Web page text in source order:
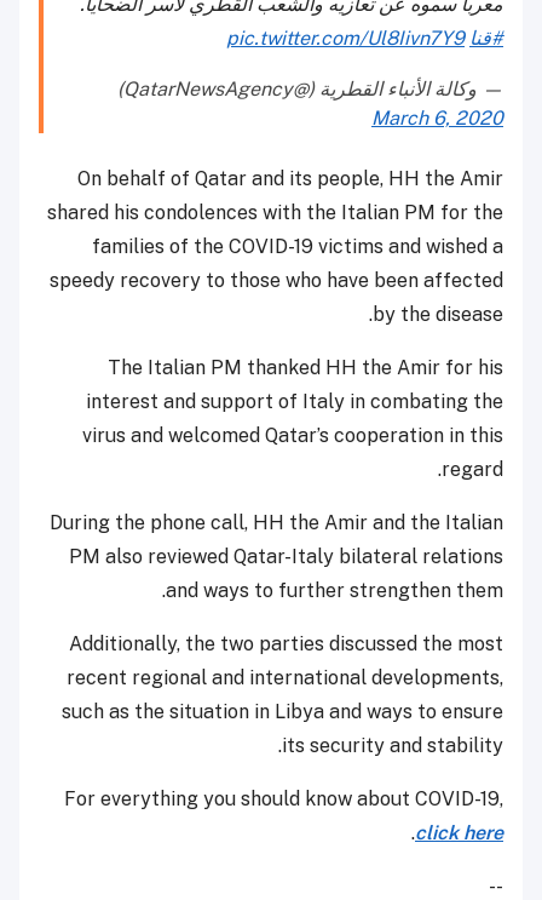
معربا سموه عن تعازيه والشعب القطري لأسر الضحايا.
#قنا pic.twitter.com/Ul8Iivn7Y9
— وكالة الأنباء القطرية (@QatarNewsAgency)
March 6, 2020
On behalf of Qatar and its people, HH the Amir
shared his condolences with the Italian PM for the
families of the COVID-19 victims and wished a
speedy recovery to those who have been affected
by the disease.
The Italian PM thanked HH the Amir for his
interest and support of Italy in combating the
virus and welcomed Qatar’s cooperation in this
regard.
During the phone call, HH the Amir and the Italian
PM also reviewed Qatar-Italy bilateral relations
and ways to further strengthen them.
Additionally, the two parties discussed the most
recent regional and international developments,
such as the situation in Libya and ways to ensure
its security and stability.
For everything you should know about COVID-19,
click here
.
--